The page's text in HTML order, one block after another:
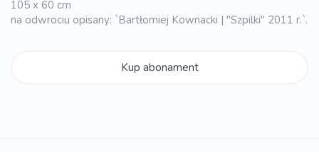
105 x 60 cm
na odwrociu opisany: `Bartłomiej Kownacki | "Szpilki" 2011 r.`.
Kup abonament